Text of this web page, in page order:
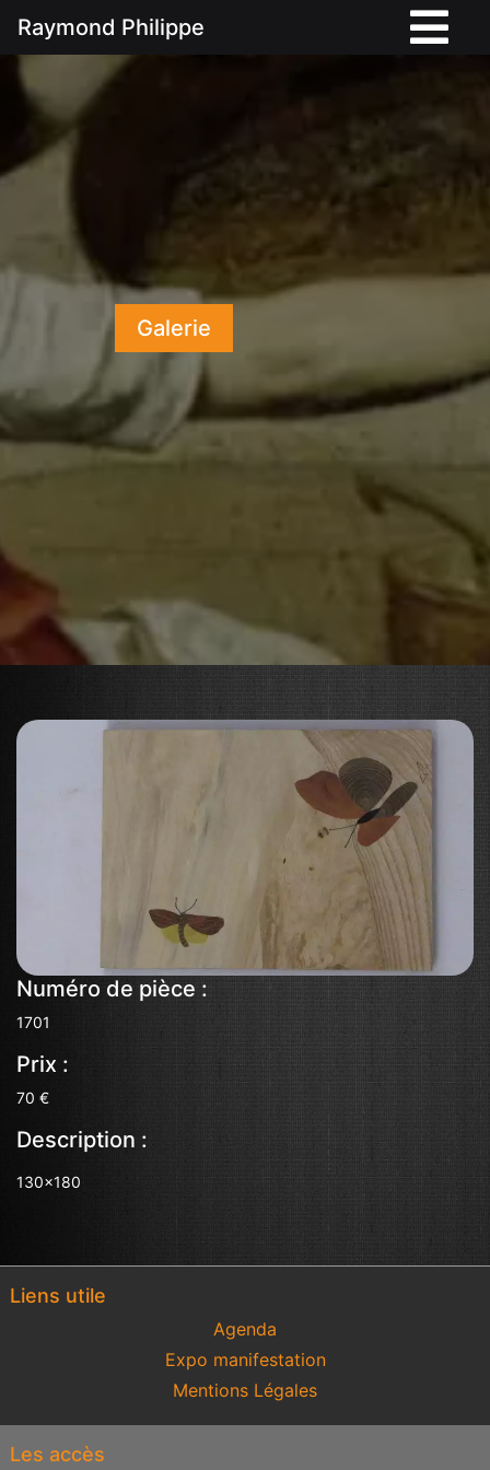
Raymond Philippe
Galerie
Numéro de pièce :
1701
Prix :
70 €
Description :
130x180
Liens utile
Agenda
Expo manifestation
Mentions Légales
Les accès